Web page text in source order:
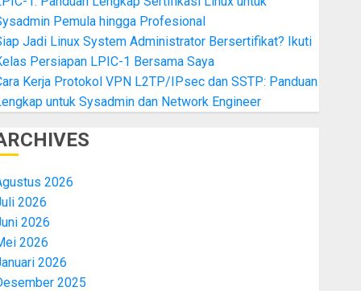
Pemula hingga Profesional
Jadi Linux System Administrator Bersertifikat? Ikuti
Persiapan LPIC-1 Bersama Saya
Kerja Protokol VPN L2TP/IPsec dan SSTP: Panduan
untuk Sysadmin dan Network Engineer
2026
2026
2026
2026
2026
2025